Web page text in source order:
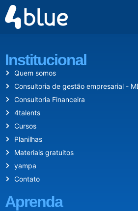
Desde 2009 criamos um mundo onde
Institucional
Quem somos
Consultoria de gestão empresarial -
Consultoria Financeira
4talents
Cursos
Planilhas
Materiais gratuitos
yampa
Contato
Aprenda